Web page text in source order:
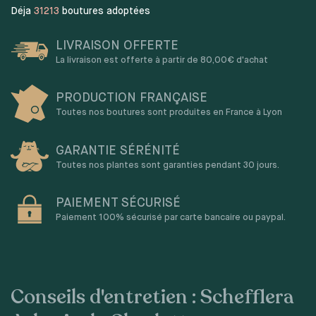
Déja 31213 boutures adoptées
LIVRAISON OFFERTE
La livraison est offerte à partir de 80,00€ d'achat
PRODUCTION FRANÇAISE
Toutes nos boutures sont produites en France à Lyon
GARANTIE SÉRÉNITÉ
Toutes nos plantes sont garanties pendant 30 jours.
PAIEMENT SÉCURISÉ
Paiement 100% sécurisé par carte bancaire ou paypal.
Conseils d'entretien : Schefflera